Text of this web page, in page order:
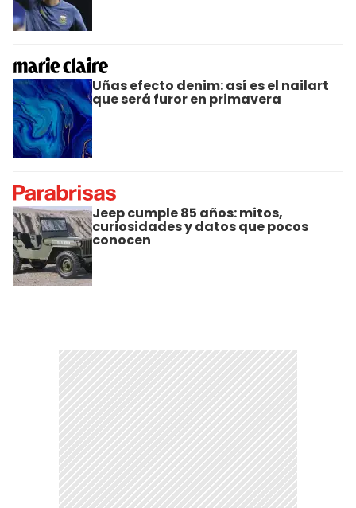
Uñas efecto denim: así es el nailart
que será furor en primavera
Jeep cumple 85 años: mitos,
curiosidades y datos que pocos
conocen